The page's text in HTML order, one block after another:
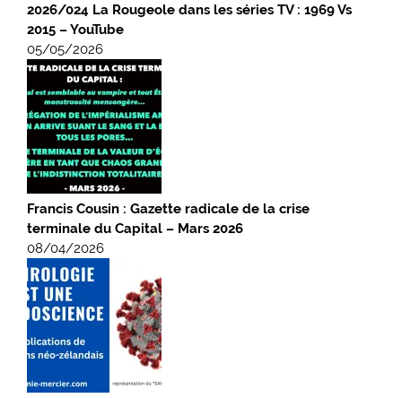
2026/024 La Rougeole dans les séries TV : 1969 Vs
2015 – YouTube
05/05/2026
Francis Cousin : Gazette radicale de la crise
terminale du Capital – Mars 2026
08/04/2026